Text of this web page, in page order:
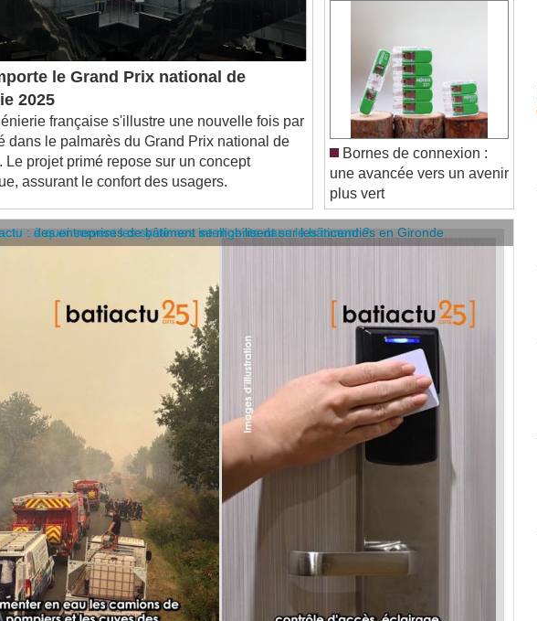
le Grand Prix national de
2025
française s'illustre une nouvelle fois par
dans le palmarès du Grand Prix national de
Le projet primé repose sur un concept
assurant le confort des usagers.
Bornes de connexion :
une avancée vers un avenir
plus vert
: des entreprises de bâtiment se mobilisent sur les incendies en Gironde
: à quoi servent les systèmes intelligents dans le bâtiment ?